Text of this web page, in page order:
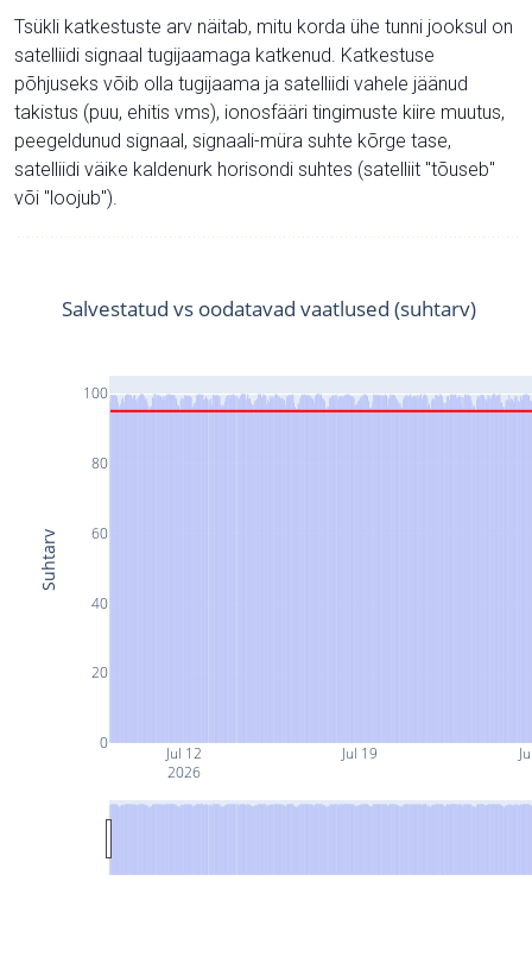
Tsükli katkestuste arv näitab, mitu korda ühe tunni jooksul on
satelliidi signaal tugijaamaga katkenud. Katkestuse
põhjuseks võib olla tugijaama ja satelliidi vahele jäänud
takistus (puu, ehitis vms), ionosfääri tingimuste kiire muutus,
peegeldunud signaal, signaali-müra suhte kõrge tase,
satelliidi väike kaldenurk horisondi suhtes (satelliit "tõuseb"
või "loojub").
Jul 12
2026
Jul 19
0
20
40
60
80
100
Salvestatud vs oodatavad vaatlused (suhtarv)
Suhtarv